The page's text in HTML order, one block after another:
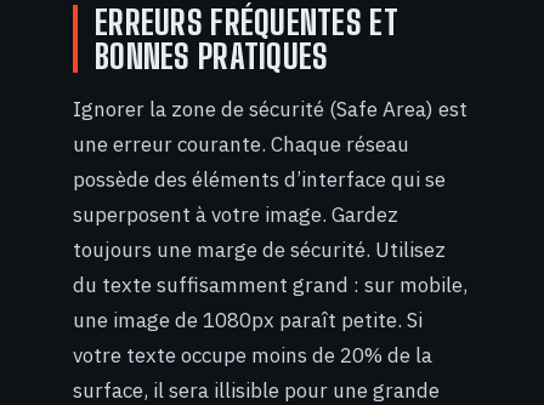
ERREURS FRÉQUENTES ET
BONNES PRATIQUES
Ignorer la zone de sécurité (Safe Area) est
une erreur courante. Chaque réseau
possède des éléments d’interface qui se
superposent à votre image. Gardez
toujours une marge de sécurité. Utilisez
du texte suffisamment grand : sur mobile,
une image de 1080px paraît petite. Si
votre texte occupe moins de 20% de la
surface, il sera illisible pour une grande